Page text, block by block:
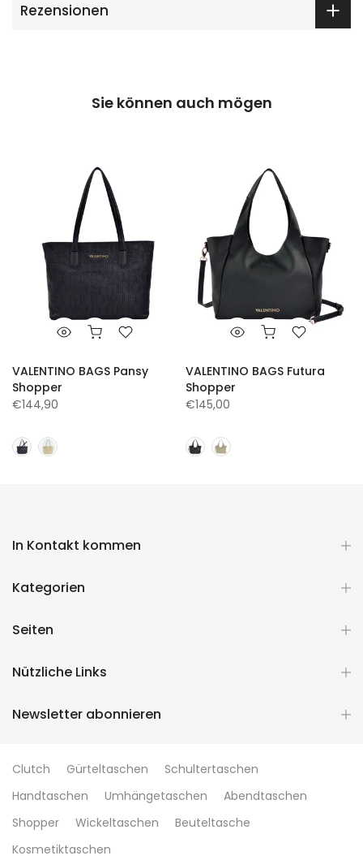
Rezensionen
Sie können auch mögen
VALENTINO BAGS Pansy
Shopper
€144,90
VALENTINO BAGS Futura
Shopper
€145,00
In Kontakt kommen
Kategorien
Seiten
Nützliche Links
Newsletter abonnieren
Clutch Gürteltaschen
Schultertaschen
Handtaschen
Umhängetaschen
Abendtaschen
Shopper
Wickeltaschen
Beuteltasche
Kosmetiktaschen